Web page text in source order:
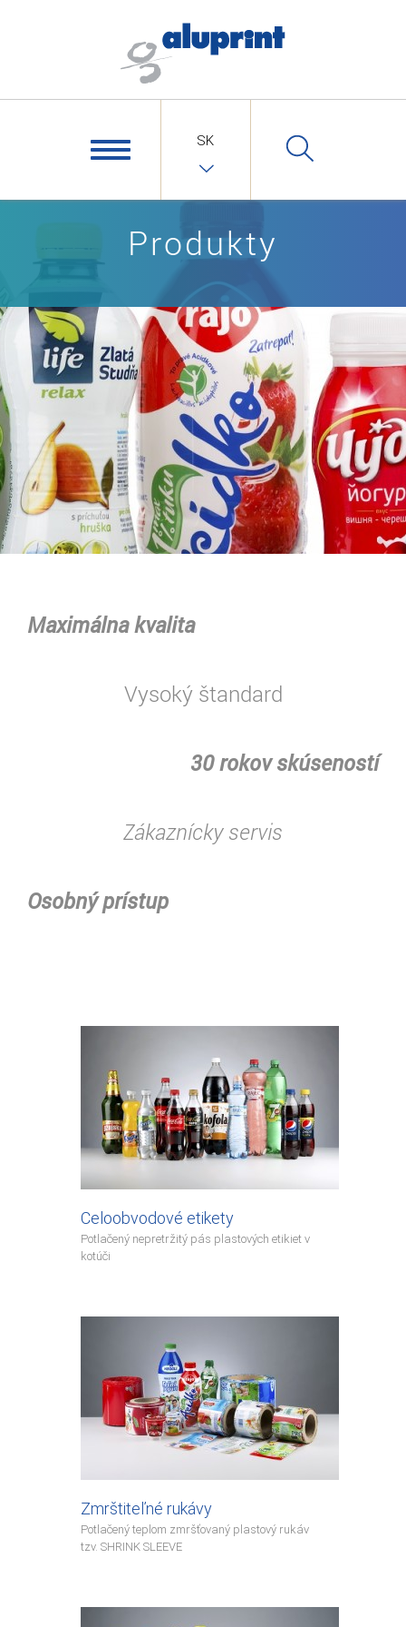
SK
Produkty
Maximálna kvalita
Vysoký štandard
30 rokov skúseností
Zákaznícky servis
Osobný prístup
Celoobvodové etikety
Potlačený nepretržitý pás plastových etikiet v
kotúči
Zmrštiteľné rukávy
Potlačený teplom zmršťovaný plastový rukáv
tzv. SHRINK SLEEVE